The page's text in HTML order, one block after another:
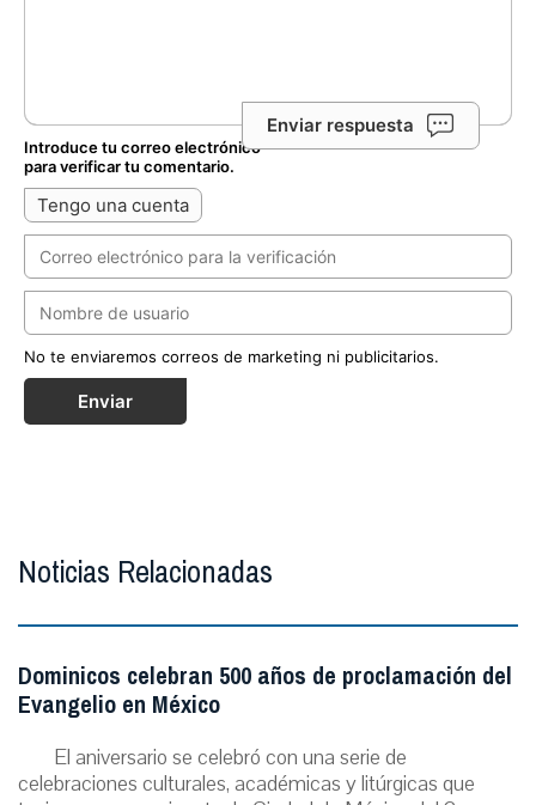
Enviar respuesta
Introduce tu correo electrónico
para verificar tu comentario.
Tengo una cuenta
No te enviaremos correos de marketing ni publicitarios.
Enviar
Noticias Relacionadas
Dominicos celebran 500 años de proclamación del
Evangelio en México
El aniversario se celebró con una serie de
celebraciones culturales, académicas y litúrgicas que